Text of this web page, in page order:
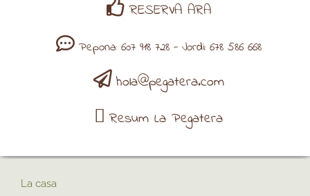
RESERVA ARA
Pepona: 607 918 728 - Jordi: 678 586 668
hola@pegatera.com
Resum La Pegatera
La casa